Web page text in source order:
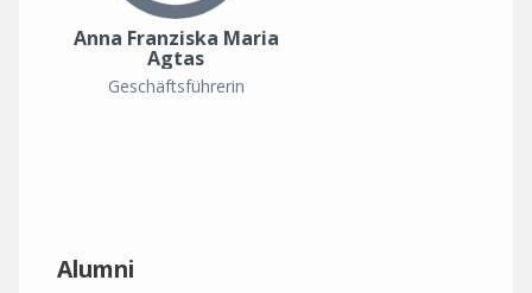
Anna Franziska Maria
Agtas
Geschäftsführerin
Alumni